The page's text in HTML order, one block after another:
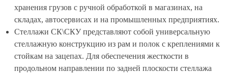
хранения грузов с ручной обработкой в магазинах, на
складах, автосервисах и на промышленных предприятиях.
Стеллажи СК\СКУ представляют собой универсальную
стеллажную конструкцию из рам и полок с креплениями к
стойкам на зацепах. Для обеспечения жесткости в
продольном направлении по задней плоскости стеллажа